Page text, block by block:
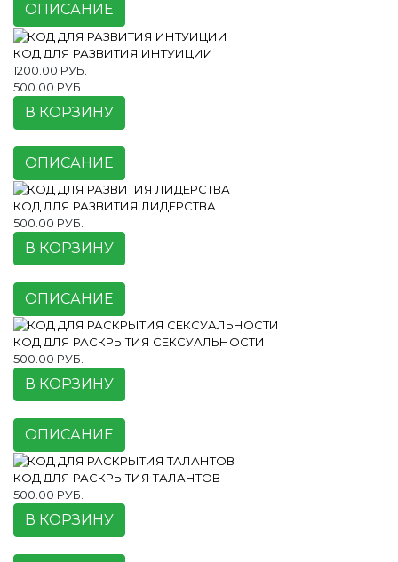
ОПИСАНИЕ
КОД ДЛЯ РАЗВИТИЯ ИНТУИЦИИ
1200.00 РУБ.
500.00 РУБ.
В КОРЗИНУ
ОПИСАНИЕ
КОД ДЛЯ РАЗВИТИЯ ЛИДЕРСТВА
500.00 РУБ.
В КОРЗИНУ
ОПИСАНИЕ
КОД ДЛЯ РАСКРЫТИЯ СЕКСУАЛЬНОСТИ
500.00 РУБ.
В КОРЗИНУ
ОПИСАНИЕ
КОД ДЛЯ РАСКРЫТИЯ ТАЛАНТОВ
500.00 РУБ.
В КОРЗИНУ